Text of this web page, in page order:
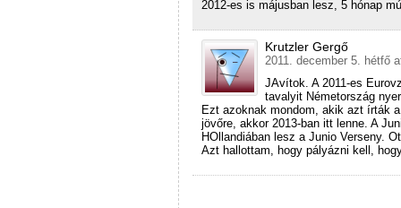
2012-es is májusban lesz, 5 hónap
Krutzler Gergő
2011. december 5. hétfő
JAvítok. A 2011-es
tavalyit Németország
Ezt azoknak mondom, akik azt írták
jövőre, akkor 2013-ban itt lenne. A
HOllandiában lesz a Junio Verseny.
Azt hallottam, hogy pályázni kell,